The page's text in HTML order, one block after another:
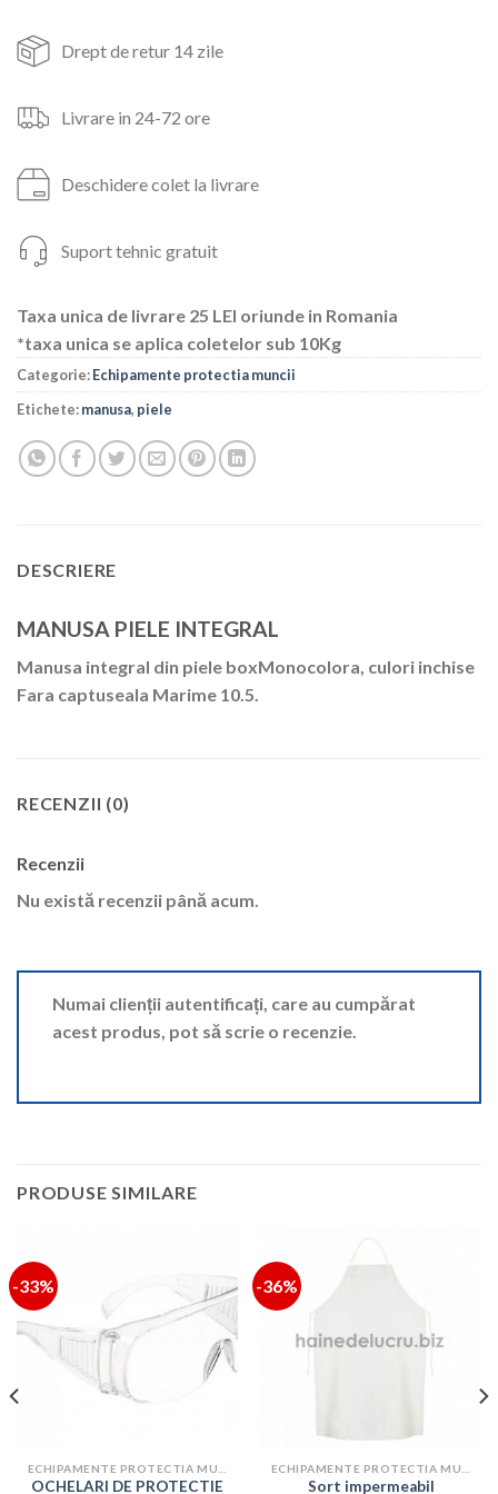
Drept de retur 14 zile
Livrare in 24-72 ore
Deschidere colet la livrare
Suport tehnic gratuit
Taxa unica de livrare 25 LEI oriunde in Romania
*taxa unica se aplica coletelor sub 10Kg
Categorie:Echipamente protectia muncii
Etichete:manusa, piele
DESCRIERE
MANUSA PIELE INTEGRAL
Manusa integral din piele boxMonocolora, culori inchise
Fara captuseala Marime 10.5.
RECENZII (0)
Recenzii
Nu există recenzii până acum.
Numai clienții autentificați, care au cumpărat
acest produs, pot să scrie o recenzie.
PRODUSE SIMILARE
-33%
OCHELARI DE PROTECTIE
-36%
Sort impermeabil